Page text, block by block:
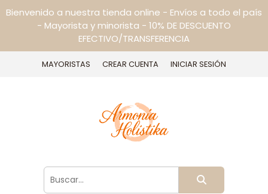
Bienvenido a nuestra tienda online - Envíos a todo el país
- Mayorista y minorista - 10% DE DESCUENTO
EFECTIVO/TRANSFERENCIA
MAYORISTAS CREAR CUENTA INICIAR SESIÓN